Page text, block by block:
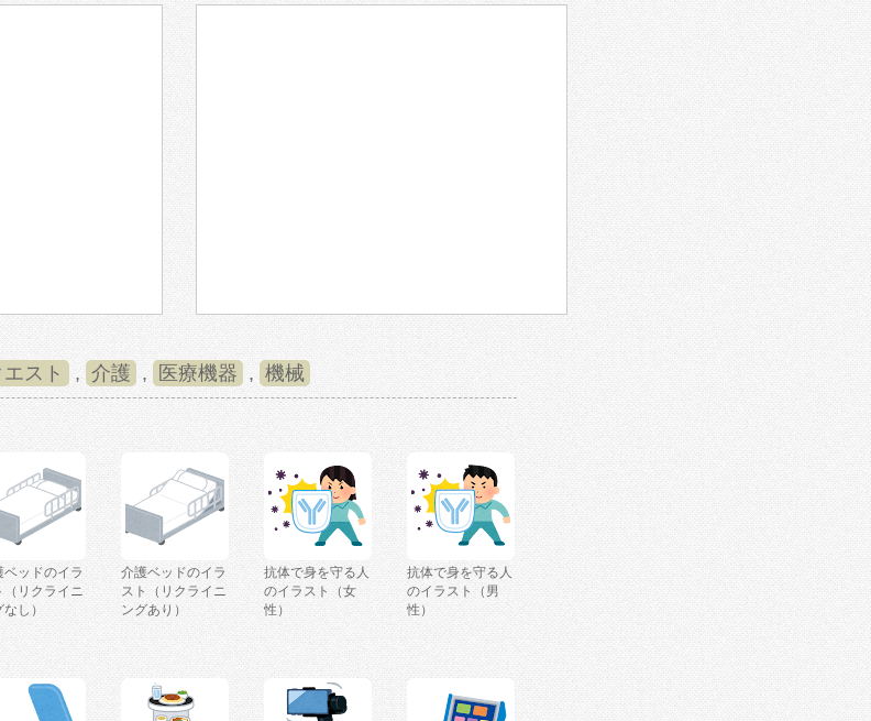
エスト , 介護 , 医療機器 , 機械
ベッドのイラ
（リクライニ
し）
介護ベッドのイラ
スト（リクライニ
ングあり）
抗体で身を守る人
のイラスト（女
性）
抗体で身を守る人
のイラスト（男
性）